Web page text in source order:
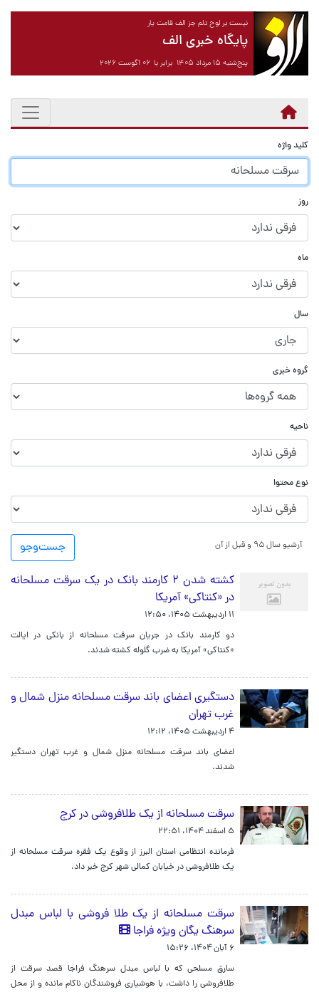
نیست بر لوح دلم جز الف قامت یار
پایگاه خبری الف
پنج‌شنبه ۱۵ مرداد ۱۴۰۵ برابر با ۰۶ آگوست ۲۰۲۶
کلید واژه
روز
ماه
سال
گروه خبری
ناحیه
نوع محتوا
جست‌و‌جو آرشیو سال ۹۵ و قبل از آن
کشته شدن ۲ کارمند بانک در یک سرقت مسلحانه
در «کنتاکی» آمریکا
۱۱ اردیبهشت ۱۴۰۵، ۱۲:۵۰
دو کارمند بانک در جریان سرقت مسلحانه از بانکی در ایالت
«کنتاکی» آمریکا به ضرب گلوله کشته شدند.
دستگیری اعضای باند سرقت مسلحانه منزل شمال و
غرب تهران
۴ اردیبهشت ۱۴۰۵، ۱۲:۱۲
اعضای باند سرقت مسلحانه منزل شمال و غرب تهران دستگیر
شدند.
سرقت مسلحانه از یک طلافروشی در کرج
۵ اسفند ۱۴۰۴، ۲۲:۵۱
فرمانده انتظامی استان البرز از وقوع یک فقره سرقت مسلحانه از
یک طلافروشی در خیابان کمالی شهر کرج خبر داد.
سرقت مسلحانه از یک طلا فروشی با لباس مبدل
سرهنگ یگان ویژه فراجا
۶ آبان ۱۴۰۴، ۱۵:۲۶
سارق مسلحی که با لباس مبدل سرهنگ فراجا قصد سرقت از
طلافروشی را داشت، با هوشیاری فروشندگان ناکام مانده و از محل